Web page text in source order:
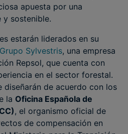
apuesta por una
y sostenible.
estarán liderados en su
Grupo Sylvestris, una empresa
Repsol, que cuenta con
en el sector forestal.
diseñarán de acuerdo con los
la Oficina Española de
, el organismo oficial de
de compensación en